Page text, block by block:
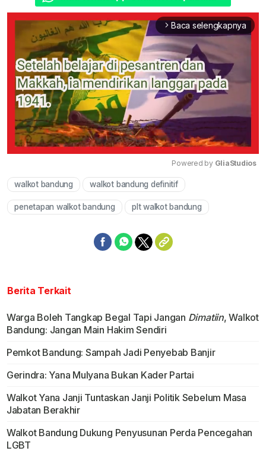
arrow_forward_ios Baca selengkapnya
Powered by GliaStudios
walkot bandung walkot bandung definitif
penetapan walkot bandung plt walkot bandung
Berita Terkait
Warga Boleh Tangkap Begal Tapi Jangan Dimatiin, Walkot
Bandung: Jangan Main Hakim Sendiri
Pemkot Bandung: Sampah Jadi Penyebab Banjir
Gerindra: Yana Mulyana Bukan Kader Partai
Walkot Yana Janji Tuntaskan Janji Politik Sebelum Masa
Jabatan Berakhir
Walkot Bandung Dukung Penyusunan Perda Pencegahan
LGBT